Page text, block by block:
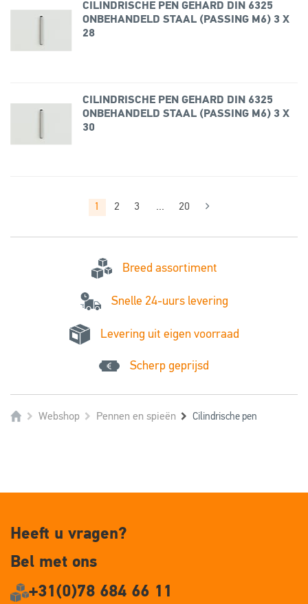
CILINDRISCHE PEN GEHARD DIN 6325
ONBEHANDELD STAAL (PASSING M6) 3 X
28
CILINDRISCHE PEN GEHARD DIN 6325
ONBEHANDELD STAAL (PASSING M6) 3 X
30
1 2 3 ... 20
Breed assortiment
Snelle 24-uurs levering
Levering uit eigen voorraad
Scherp geprijsd
Webshop Pennen en spieën Cilindrische pen
Heeft u vragen?
Bel met ons
+31(0)78 684 66 11